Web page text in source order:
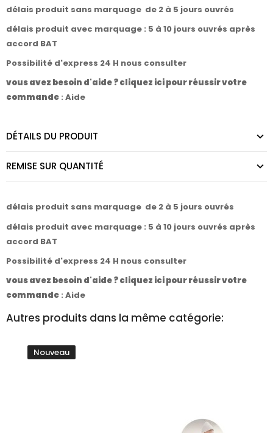
délais produit sans marquage de 2 à 5 jours ouvrés
délais produit avec marquage : 5 à 10 jours ouvrés après
accord BAT
Possibilité d'express 24 H nous consulter
vous avez besoin d'aide ? cliquez ici pour réussir votre
commande : Aide
DÉTAILS DU PRODUIT
REMISE SUR QUANTITÉ
délais produit sans marquage de 2 à 5 jours ouvrés
délais produit avec marquage : 5 à 10 jours ouvrés après
accord BAT
Possibilité d'express 24 H nous consulter
vous avez besoin d'aide ? cliquez ici pour réussir votre
commande : Aide
Autres produits dans la même catégorie:
Nouveau